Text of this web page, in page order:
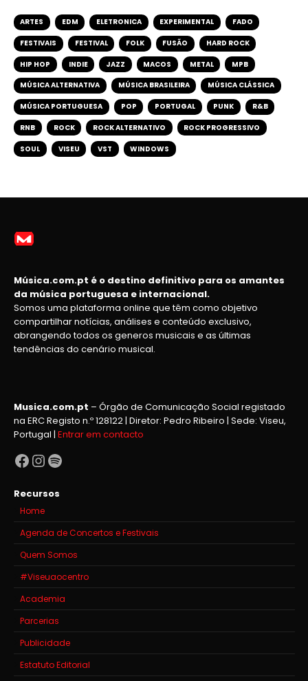
ARTES EDM ELETRONICA EXPERIMENTAL FADO
FESTIVAIS FESTIVAL FOLK FUSÃO HARD ROCK
HIP HOP INDIE JAZZ MACOS METAL MPB
MÚSICA ALTERNATIVA MÚSICA BRASILEIRA MÚSICA CLÁSSICA
MÚSICA PORTUGUESA POP PORTUGAL PUNK R&B
RNB ROCK ROCK ALTERNATIVO ROCK PROGRESSIVO
SOUL VISEU VST WINDOWS
Música.com.pt é o destino definitivo para os amantes
da música portuguesa e internacional.
Somos uma plataforma online que têm como objetivo
compartilhar notícias, análises e conteúdo exclusivo,
abrangendo todos os generos musicais e as últimas
tendências do cenário musical.
Musica.com.pt – Órgão de Comunicação Social registado
na ERC Registo n.º 128122 | Diretor: Pedro Ribeiro | Sede: Viseu,
Portugal | Entrar em contacto
Facebook
Instagram
Spotify
Recursos
Home
Agenda de Concertos e Festivais
Quem Somos
#Viseuaocentro
Academia
Parcerias
Publicidade
Estatuto Editorial